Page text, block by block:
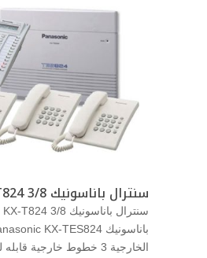
سنترال باناسونيك 3/8 KX-T824